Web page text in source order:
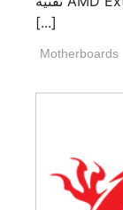
[...]
Motherboards